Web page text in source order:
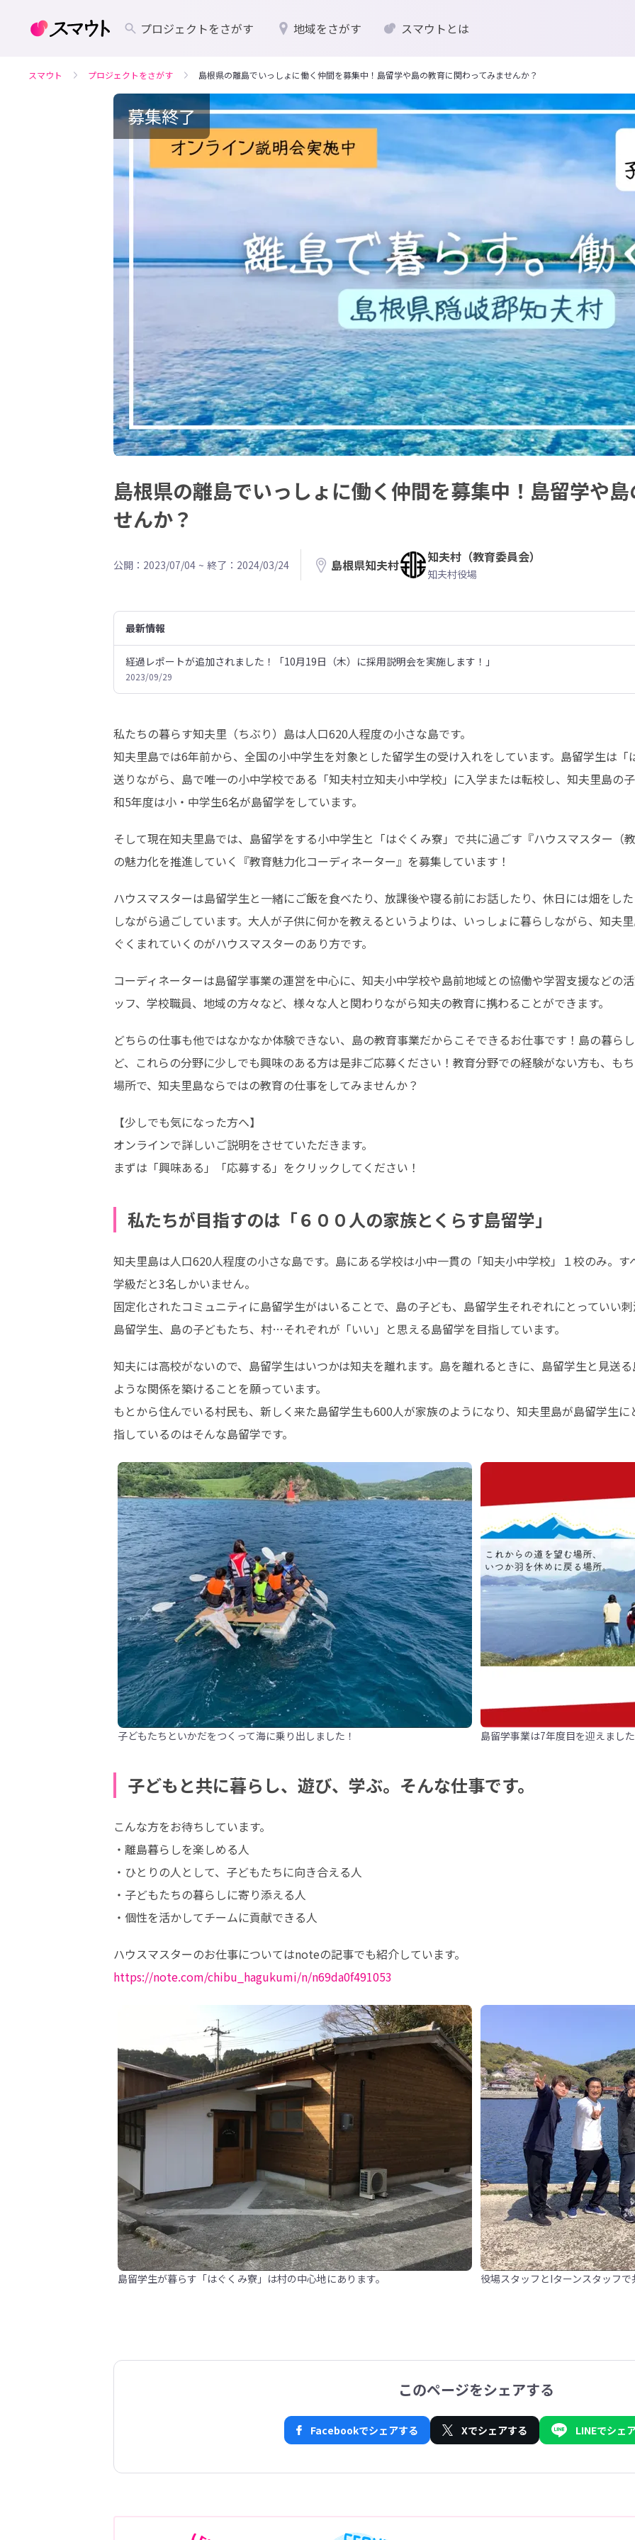
プロジェクトをさがす 地域をさがす スマウトとは
スマウト プロジェクトをさがす 島根県の離島でいっしょに働く仲間を募集中！島留学や島の教育に関わってみませんか？
募集終了
島根県の離島でいっしょに働く仲間を募集中！島留学や
せんか？
公開：2023/07/04 ~ 終了：2024/03/24 島根県知夫村 知夫村（教育委員会）
知夫村役場
最新情報
経過レポートが追加されました！「10月19日（木）に採用説明会を実施します！」
2023/09/29
私たちの暮らす知夫里（ちぶり）島は人口620人程度の小さな島です。
知夫里島では6年前から、全国の小中学生を対象とした留学生の受け入れをしています。島留学生は
送りながら、島で唯一の小中学校である「知夫村立知夫小中学校」に入学または転校し、知夫里島の
和5年度は小・中学生6名が島留学をしています。
そして現在知夫里島では、島留学をする小中学生と「はぐくみ寮」で共に過ごす『ハウスマスター（
の魅力化を推進していく『教育魅力化コーディネーター』を募集しています！
ハウスマスターは島留学生と一緒にご飯を食べたり、放課後や寝る前にお話したり、休日には畑をし
しながら過ごしています。大人が子供に何かを教えるというよりは、いっしょに暮らしながら、知夫
ぐくまれていくのがハウスマスターのあり方です。
コーディネーターは島留学事業の運営を中心に、知夫小中学校や島前地域との協働や学習支援などの
ッフ、学校職員、地域の方々など、様々な人と関わりながら知夫の教育に携わることができます。
どちらの仕事も他ではなかなか体験できない、島の教育事業だからこそできるお仕事です！島の暮ら
ど、これらの分野に少しでも興味のある方は是非ご応募ください！教育分野での経験がない方も、も
場所で、知夫里島ならではの教育の仕事をしてみませんか？
【少しでも気になった方へ】
オンラインで詳しいご説明をさせていただきます。
まずは「興味ある」「応募する」をクリックしてください！
私たちが目指すのは「６００人の家族とくらす島留学」
知夫里島は人口620人程度の小さな島です。島にある学校は小中一貫の「知夫小中学校」１校のみ。
学級だと3名しかいません。
固定化されたコミュニティに島留学生がはいることで、島の子ども、島留学生それぞれにとっていい
島留学生、島の子どもたち、村…それぞれが「いい」と思える島留学を目指しています。
知夫には高校がないので、島留学生はいつかは知夫を離れます。島を離れるときに、島留学生と見送
ような関係を築けることを願っています。
もとから住んでいる村民も、新しく来た島留学生も600人が家族のようになり、知夫里島が島留学生
指しているのはそんな島留学です。
子どもたちといかだをつくって海に乗り出しました！ 島留学事業は7年度目を迎えまし
子どもと共に暮らし、遊び、学ぶ。そんな仕事です。
こんな方をお待ちしています。
・離島暮らしを楽しめる人
・ひとりの人として、子どもたちに向き合える人
・子どもたちの暮らしに寄り添える人
・個性を活かしてチームに貢献できる人
https://note.com/chibu_hagukumi/n/n69da0f491053
島留学生が暮らす「はぐくみ寮」は村の中心地にあります。 役場スタッフとIターンスタッフ
このページをシェアする
Facebookでシェアする Xでシェアする LINEでシェ